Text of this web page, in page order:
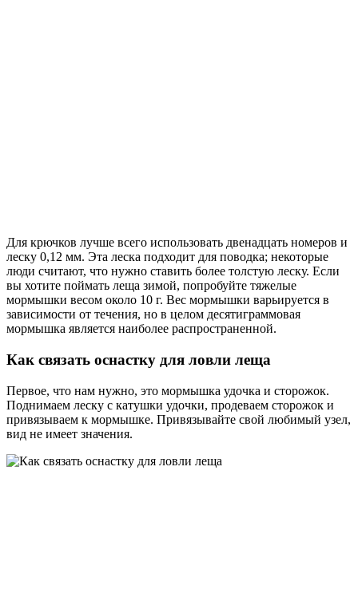
Для крючков лучше всего использовать двенадцать номеров и
леску 0,12 мм. Эта леска подходит для поводка; некоторые
люди считают, что нужно ставить более толстую леску. Если
вы хотите поймать леща зимой, попробуйте тяжелые
мормышки весом около 10 г. Вес мормышки варьируется в
зависимости от течения, но в целом десятиграммовая
мормышка является наиболее распространенной.
Кaк связать оснастку для ловли леща
Первое, что нам нужно, это мормышка удочка и сторожок.
Поднимаем леску с катушки удочки, продеваем сторожок и
привязываем к мормышке. Привязывайте свой любимый узел,
вид не имеет значения.